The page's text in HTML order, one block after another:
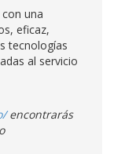
una
eficaz,
tecnologías
al servicio
encontrarás